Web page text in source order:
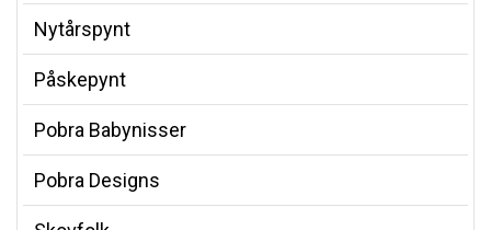
Nytårspynt
Påskepynt
Pobra Babynisser
Pobra Designs